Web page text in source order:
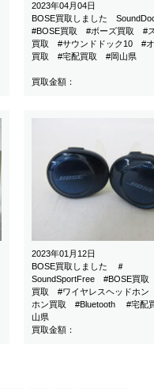
2023年04月04日
BOSE買取しました
#BOSE買取 #ボーズ買取 #
買取 #サウンドドック10 #オ
買取 #宅配買取 #岡山県
買取金額：
2023年01月12日
BOSE買取しました ＃
SoundSportFree #BOSE買
買取 #ワイヤレスヘッドホ
ホン買取 #Bluetooth #宅配
山県
買取金額：